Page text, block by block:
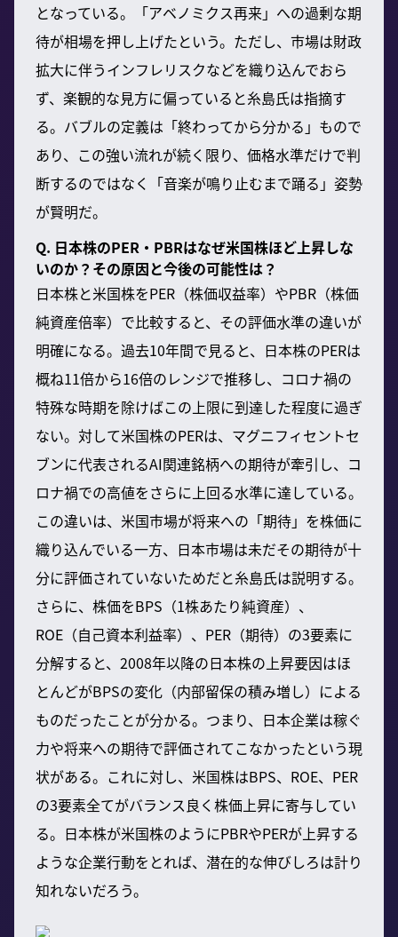
となっている。「アベノミクス再来」への過剰な期
待が相場を押し上げたという。ただし、市場は財政
拡大に伴うインフレリスクなどを織り込んでおら
ず、楽観的な見方に偏っていると糸島氏は指摘す
る。バブルの定義は「終わってから分かる」もので
あり、この強い流れが続く限り、価格水準だけで判
断するのではなく「音楽が鳴り止むまで踊る」姿勢
が賢明だ。
Q. 日本株のPER・PBRはなぜ米国株ほど上昇しな
いのか？その原因と今後の可能性は？
日本株と米国株をPER（株価収益率）やPBR（株価
純資産倍率）で比較すると、その評価水準の違いが
明確になる。過去10年間で見ると、日本株のPERは
概ね11倍から16倍のレンジで推移し、コロナ禍の
特殊な時期を除けばこの上限に到達した程度に過ぎ
ない。対して米国株のPERは、マグニフィセントセ
ブンに代表されるAI関連銘柄への期待が牽引し、コ
ロナ禍での高値をさらに上回る水準に達している。
この違いは、米国市場が将来への「期待」を株価に
織り込んでいる一方、日本市場は未だその期待が十
分に評価されていないためだと糸島氏は説明する。
さらに、株価をBPS（1株あたり純資産）、
ROE（自己資本利益率）、PER（期待）の3要素に
分解すると、2008年以降の日本株の上昇要因はほ
とんどがBPSの変化（内部留保の積み増し）による
ものだったことが分かる。つまり、日本企業は稼ぐ
力や将来への期待で評価されてこなかったという現
状がある。これに対し、米国株はBPS、ROE、PER
の3要素全てがバランス良く株価上昇に寄与してい
る。日本株が米国株のようにPBRやPERが上昇する
ような企業行動をとれば、潜在的な伸びしろは計り
知れないだろう。